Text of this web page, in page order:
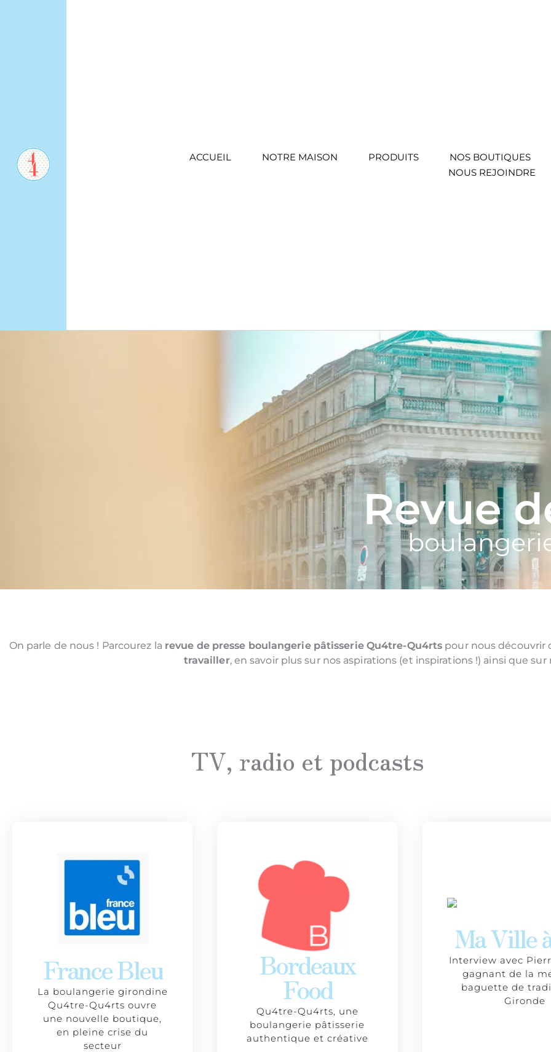
ACCUEIL NOTRE MAISON PRODUITS
NOS BOUTIQUES
NOUS REJOINDRE
Revue
On parle de nous ! Parcourez la revue de presse boulangerie pâtisserie Qu4tre-Qu4rts pour nous découvrir
travailler, en savoir plus sur nos aspirations (et inspirations !) ainsi que
TV, radio et podcasts
France Bleu
La boulangerie girondine
Qu4tre-Qu4rts ouvre
une nouvelle boutique,
en pleine crise du
secteur
Bordeaux
Food
Qu4tre-Qu4rts, une
boulangerie pâtisserie
authentique et créative
Ma Ville
Interview avec
gagnant de la
baguette de
Gironde